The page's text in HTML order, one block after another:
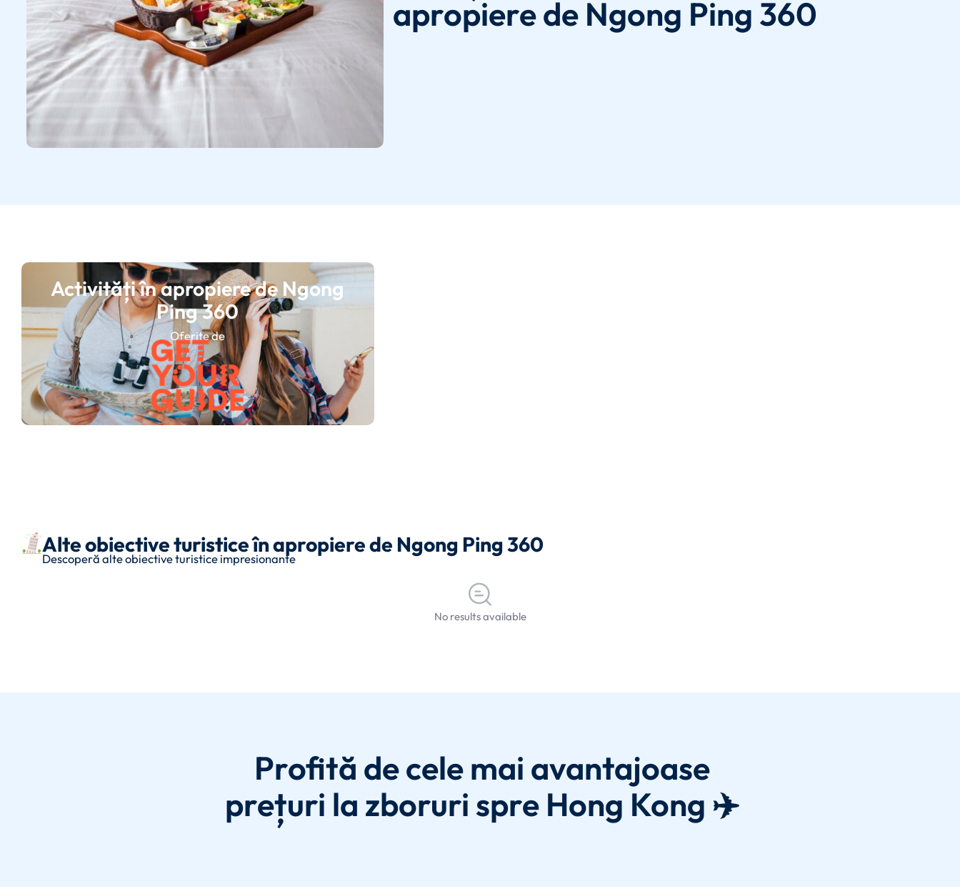
apropiere de Ngong Ping 360
Activități în apropiere de Ngong
Ping 360
Oferite de
Alte obiective turistice în apropiere de Ngong Ping 360
Descoperă alte obiective turistice impresionante
No results available
Profită de cele mai avantajoase
prețuri la zboruri spre Hong Kong ✈️